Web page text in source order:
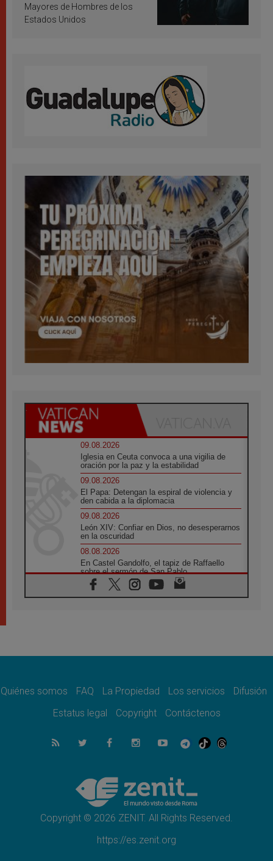
Mayores de Hombres de los
Estados Unidos
09.08.2026
Iglesia en Ceuta convoca a una vigilia de
oración por la paz y la estabilidad
09.08.2026
El Papa: Detengan la espiral de violencia y
den cabida a la diplomacia
09.08.2026
León XIV: Confiar en Dios, no desesperarnos
en la oscuridad
08.08.2026
En Castel Gandolfo, el tapiz de Raffaello
sobre el sermón de San Pablo
08.08.2026
En Colombia, «la paz no se compra con una
08.08.2026
08.08.2026
del Buen Consejo de Genazzano
Filipinas: el Vicariato Apostólico de Calapán
se convierte en diócesis
Honduras: Los desplazados invisibles de una
crisis olvidada
Quiénes somos FAQ La Propiedad Los servicios
Difusión
Estatus legal
Copyright Contáctenos
Copyright © 2026 ZENIT. All Rights Reserved.
https://es.zenit.org